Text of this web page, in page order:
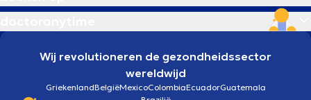
Wij revolutioneren de gezondheidssector
wereldwijd
GriekenlandBelgiëMexicoColombiaEcuadorGuatemala